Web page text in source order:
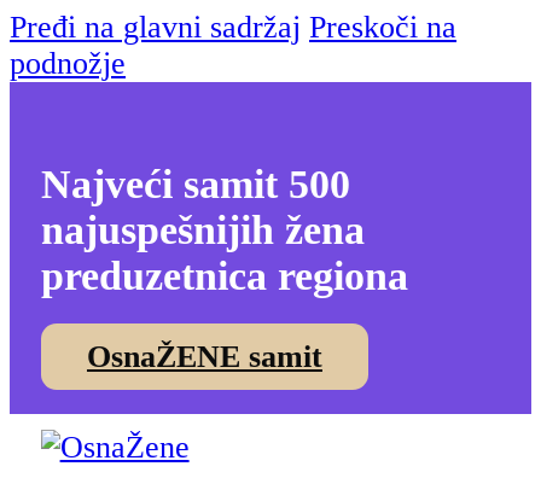
Pređi na glavni sadržaj Preskoči na
podnožje
Najveći samit 500
najuspešnijih žena
preduzetnica regiona
OsnaŽENE samit